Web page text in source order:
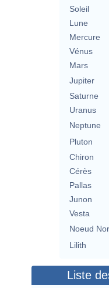
Soleil
Lune
Mercure
Vénus
Mars
Jupiter
Saturne
Uranus
Neptune
Pluton
Chiron
Cérès
Pallas
Junon
Vesta
Noeud
Lilith
Liste